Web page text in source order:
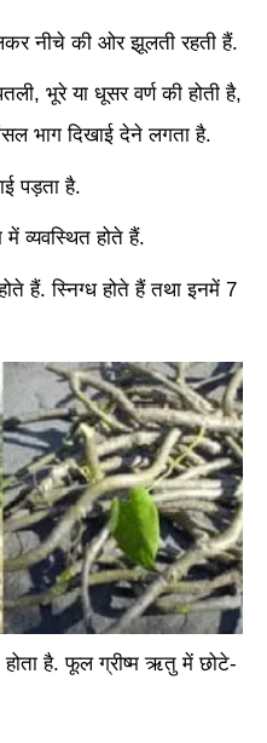
नीचे की ओर झूलती रहती हैं.
भूरे या धूसर वर्ण की होती है,
भाग दिखाई देने लगता है.
पड़ता है.
व्यवस्थित होते हैं.
हैं. स्निग्ध होते हैं तथा इनमें 7
है. फूल ग्रीष्म ऋतु में छोटे-